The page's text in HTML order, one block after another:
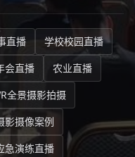
直播
学校校园直播
会直播
农业直播
全景摄影拍摄
影摄像案例
急演练直播